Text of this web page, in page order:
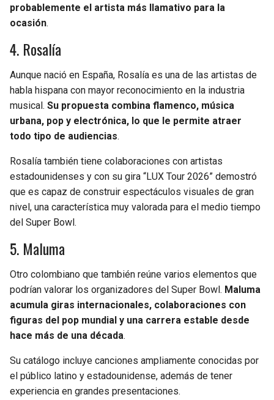
probablemente el artista más llamativo para la
ocasión.
4. Rosalía
Aunque nació en España, Rosalía es una de las artistas de
habla hispana con mayor reconocimiento en la industria
musical. Su propuesta combina flamenco, música
urbana, pop y electrónica, lo que le permite atraer
todo tipo de audiencias.
Rosalía también tiene colaboraciones con artistas
estadounidenses y con su gira “LUX Tour 2026” demostró
que es capaz de construir espectáculos visuales de gran
nivel, una característica muy valorada para el medio tiempo
del Super Bowl.
5. Maluma
Otro colombiano que también reúne varios elementos que
podrían valorar los organizadores del Super Bowl. Maluma
acumula giras internacionales, colaboraciones con
figuras del pop mundial y una carrera estable desde
hace más de una década.
Su catálogo incluye canciones ampliamente conocidas por
el público latino y estadounidense, además de tener
experiencia en grandes presentaciones.